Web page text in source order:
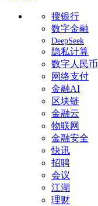
搜银行
数字金融
DeepSeek
隐私计算
数字人民币
网络支付
金融AI
区块链
金融云
物联网
金融安全
快讯
招聘
会议
江湖
理财